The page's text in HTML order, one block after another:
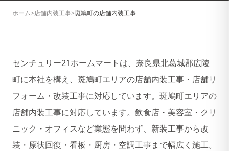
ホーム>店舗内装工事>斑鳩町の店舗内装工事
センチュリー21ホームマートは、奈良県北葛城郡広陵
町に本社を構え、 斑鳩町エリアの店舗内装工事・店舗リ
フォーム・改装工事に対応しています。 斑鳩町エリアの
店舗内装工事に対応しています。 飲食店・美容室・クリ
ニック・オフィスなど業態を問わず、新装工事から改
装・原状回復・看板・厨房・空調工事まで幅広く施工。